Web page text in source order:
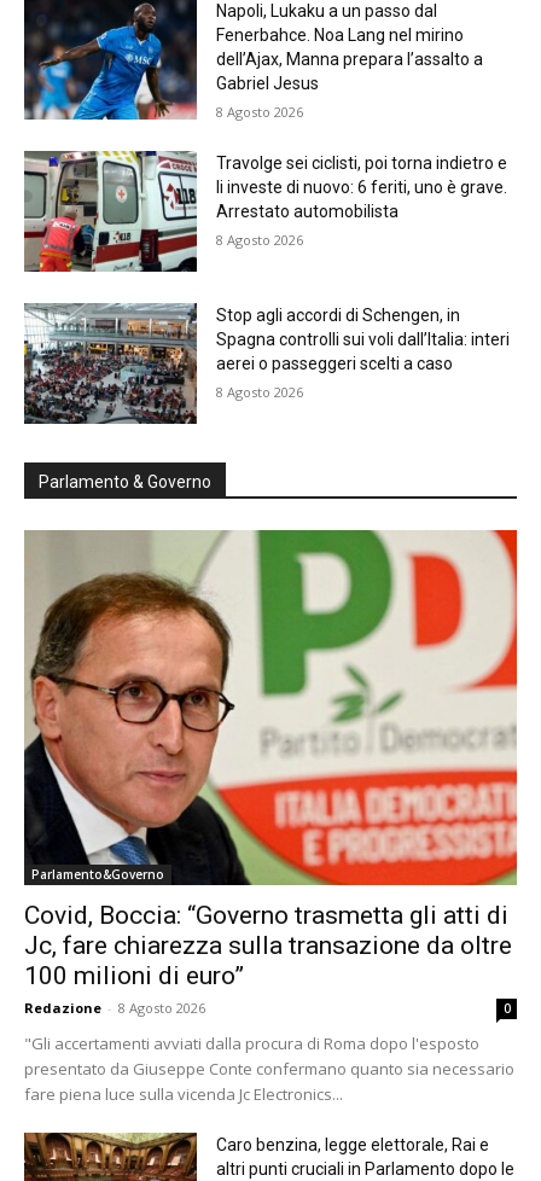
Napoli, Lukaku a un passo dal
Fenerbahce. Noa Lang nel mirino
dell’Ajax, Manna prepara l’assalto a
Gabriel Jesus
8 Agosto 2026
Travolge sei ciclisti, poi torna indietro e
li investe di nuovo: 6 feriti, uno è grave.
Arrestato automobilista
8 Agosto 2026
Stop agli accordi di Schengen, in
Spagna controlli sui voli dall’Italia: interi
aerei o passeggeri scelti a caso
8 Agosto 2026
Parlamento & Governo
Parlamento&Governo
Covid, Boccia: “Governo trasmetta gli atti di
Jc, fare chiarezza sulla transazione da oltre
100 milioni di euro”
Redazione - 8 Agosto 2026 0
"Gli accertamenti avviati dalla procura di Roma dopo l'esposto
presentato da Giuseppe Conte confermano quanto sia necessario
fare piena luce sulla vicenda Jc Electronics...
Caro benzina, legge elettorale, Rai e
altri punti cruciali in Parlamento dopo le